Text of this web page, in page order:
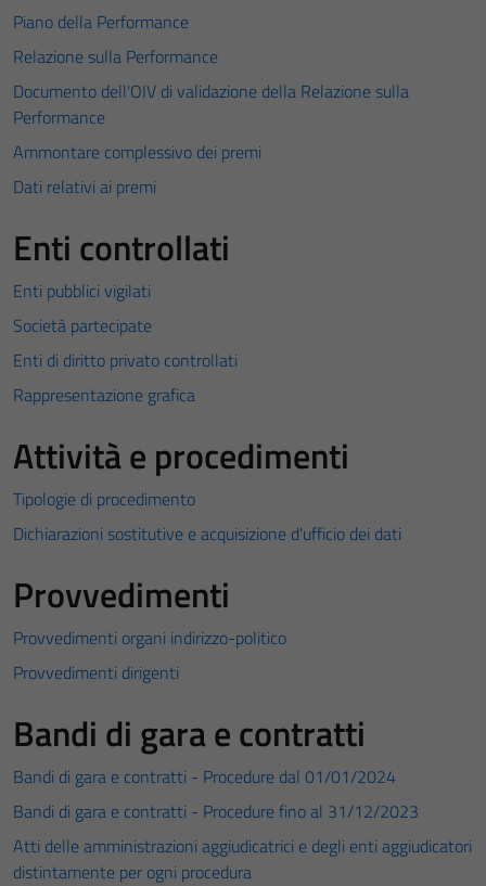
Piano della Performance
Relazione sulla Performance
Documento dell'OIV di validazione della Relazione sulla
Performance
Ammontare complessivo dei premi
Dati relativi ai premi
Enti controllati
Enti pubblici vigilati
Società partecipate
Enti di diritto privato controllati
Rappresentazione grafica
Attività e procedimenti
Tipologie di procedimento
Dichiarazioni sostitutive e acquisizione d'ufficio dei dati
Provvedimenti
Provvedimenti organi indirizzo-politico
Provvedimenti dirigenti
Bandi di gara e contratti
Bandi di gara e contratti - Procedure dal 01/01/2024
Bandi di gara e contratti - Procedure fino al 31/12/2023
Atti delle amministrazioni aggiudicatrici e degli enti aggiudicatori
distintamente per ogni procedura